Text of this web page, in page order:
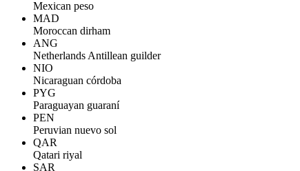
Mexican peso
MAD
Moroccan dirham
ANG
Netherlands Antillean guilder
NIO
Nicaraguan córdoba
PYG
Paraguayan guaraní
PEN
Peruvian nuevo sol
QAR
Qatari riyal
SAR